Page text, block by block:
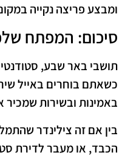
ומבצע פריצה נקייה
​סיכום: המפתח
​תושבי באר שבע,
כשאתם בוחרים באייל
באמינות ובשירות
בין אם זה צילינדר
הכבד, או מעבר לדירת